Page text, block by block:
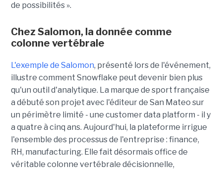
de possibilités ».
Chez Salomon, la donnée comme
colonne vertébrale
L'exemple de Salomon, présenté lors de l'événement,
illustre comment Snowflake peut devenir bien plus
qu'un outil d'analytique. La marque de sport française
a débuté son projet avec l'éditeur de San Mateo sur
un périmètre limité - une customer data platform - il y
a quatre à cinq ans. Aujourd'hui, la plateforme irrigue
l'ensemble des processus de l'entreprise : finance,
RH, manufacturing. Elle fait désormais office de
véritable colonne vertébrale décisionnelle,